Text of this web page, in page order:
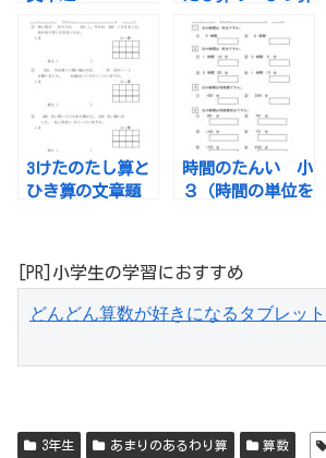
3けたのたし算と
ひき算の文章題
時間のたんい 小
３（時間の単位を
[PR]小学生の学習におすすめ
どんどん算数が好きになるタブレッ
3年生 あまりのあるわり算 算数